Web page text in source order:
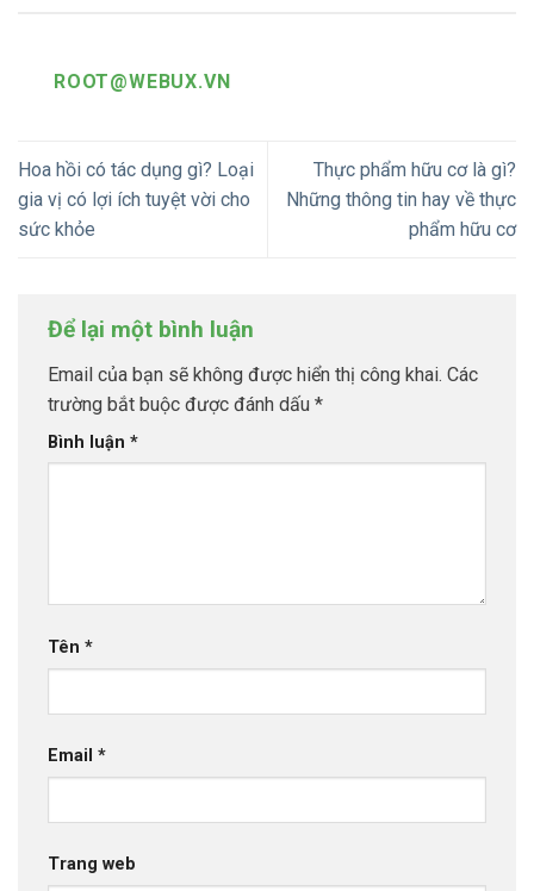
ROOT@WEBUX.VN
Hoa hồi có tác dụng gì? Loại
gia vị có lợi ích tuyệt vời cho
sức khỏe
Thực phẩm hữu cơ là gì?
Những thông tin hay về thực
phẩm hữu cơ
Để lại một bình luận
Email của bạn sẽ không được hiển thị công khai. Các
trường bắt buộc được đánh dấu *
Bình luận *
Tên *
Email *
Trang web